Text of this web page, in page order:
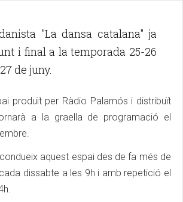
"La dansa catalana" ja
i final a la temporada 25-26
de juny.
produït per Ràdio Palamós i distribuït
a la graella de programació el
aquest espai des de fa més de
dissabte a les 9h i amb repetició el